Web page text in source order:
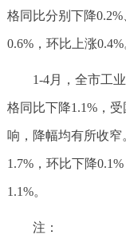
格同比分别下降
0.6%，环比上涨0.4%
1-4月，全市工
格同比下降1.1%，
响，降幅均有所收
1.7%，环比下降
1.1%。
注：